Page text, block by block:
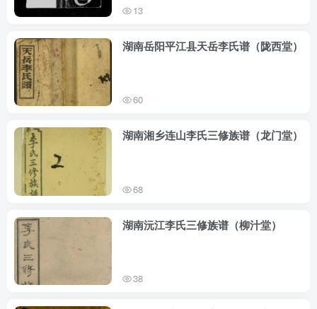
13
湖南岳阳平江县天岳李氏谱（陇西堂）
60
湖南湘乡连山李氏三修族谱（龙门堂）
68
湖南沅江李氏三修族谱（柳汁堂）
38